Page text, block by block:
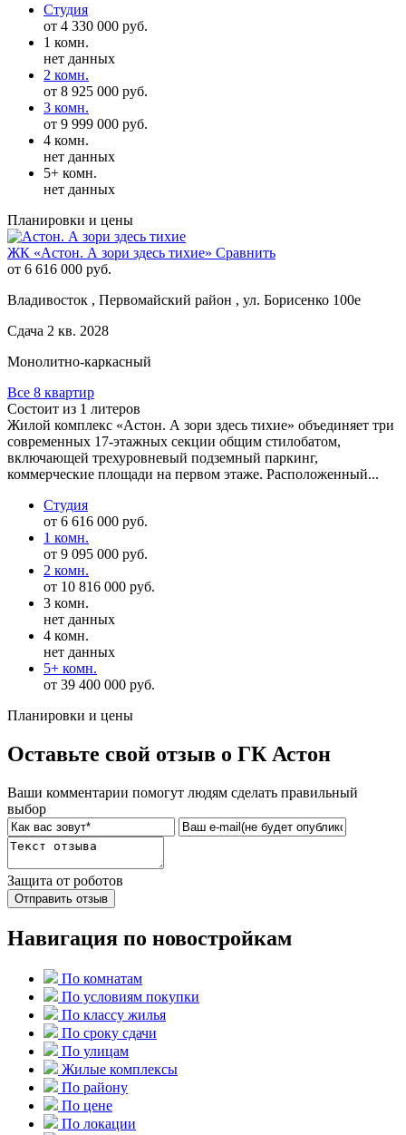
Студия
от 4 330 000 руб.
1 комн.
нет данных
2 комн.
от 8 925 000 руб.
3 комн.
от 9 999 000 руб.
4 комн.
нет данных
5+ комн.
нет данных
Планировки и цены
ЖК «Астон. А зори здесь тихие» Сравнить
от 6 616 000 руб.
Владивосток , Первомайский район , ул. Борисенко 100е
Сдача 2 кв. 2028
Монолитно-каркасный
Все 8 квартир
Состоит из 1 литеров
Жилой комплекс «Астон. А зори здесь тихие» объединяет три
современных 17-этажных секции общим стилобатом,
включающей трехуровневый подземный паркинг,
коммерческие площади на первом этаже. Расположенный...
Студия
от 6 616 000 руб.
1 комн.
от 9 095 000 руб.
2 комн.
от 10 816 000 руб.
3 комн.
нет данных
4 комн.
нет данных
5+ комн.
от 39 400 000 руб.
Планировки и цены
Оставьте свой отзыв о ГК Астон
Ваши комментарии помогут людям сделать правильный
выбор
Защита от роботов
Отправить отзыв
Навигация по новостройкам
По комнатам
По условиям покупки
По классу жилья
По сроку сдачи
По улицам
Жилые комплексы
По району
По цене
По локации